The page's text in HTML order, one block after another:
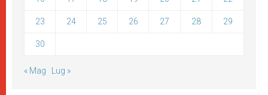
23 24 25 26 27 28 29
30
« Mag Lug »